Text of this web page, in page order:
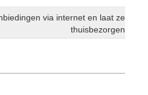
via internet en laat ze
thuisbezorgen